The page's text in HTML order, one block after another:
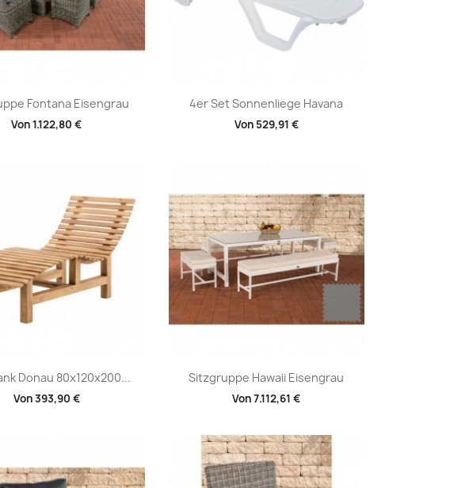
Fontana Eisengrau
Von1.122,80 €
 Vorschau 4er Set Sonnenliege Havana
Von 529,91 €
Vorschau
Donau 80x120x200...
Von393,90 €
Vorschau Sitzgruppe Hawaii Eisengrau
Von7.112,61 €
Vorschau